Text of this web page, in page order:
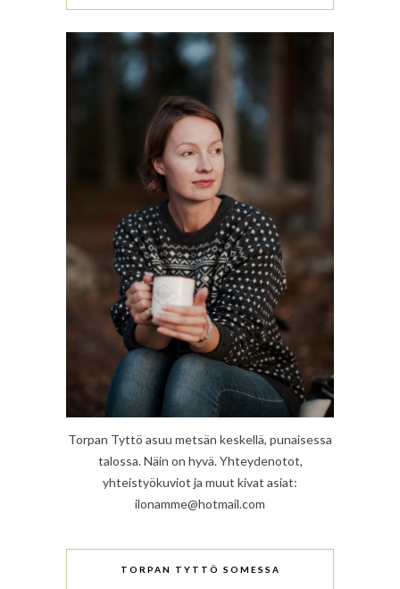
Torpan Tyttö asuu metsän keskellä, punaisessa
talossa. Näin on hyvä. Yhteydenotot,
yhteistyökuviot ja muut kivat asiat:
ilonamme@hotmail.com
TORPAN TYTTÖ SOMESSA